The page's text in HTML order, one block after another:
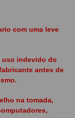
com uma leve
uso indevido do
antes de
na tomada,